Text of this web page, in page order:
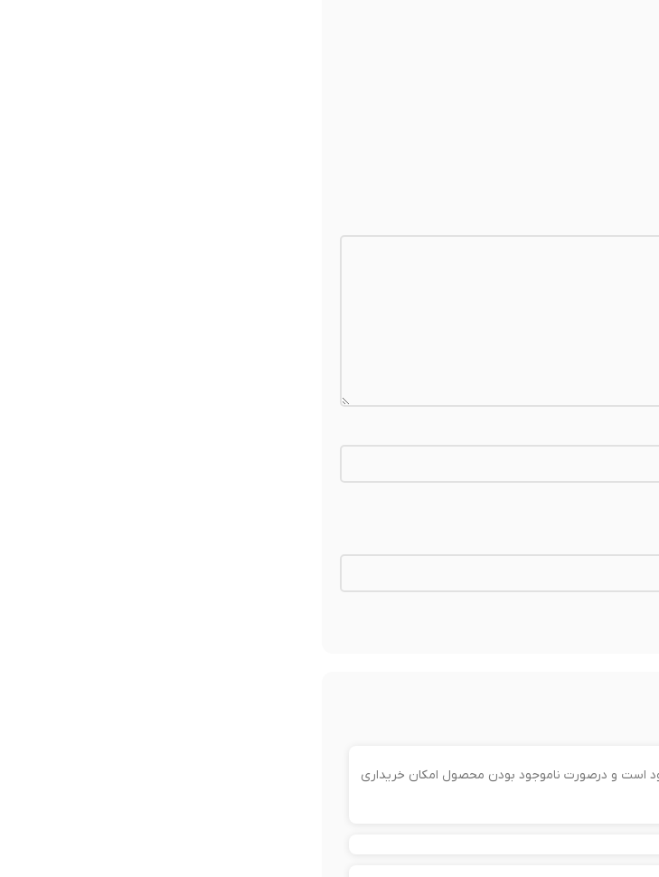
است و درصورت ناموجود بودن محصول امکان خریداری